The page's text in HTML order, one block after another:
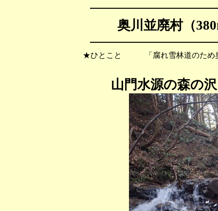
奥川並廃村（
★ひとこと 「腐れ雪林道のため奥
山門水源の森の